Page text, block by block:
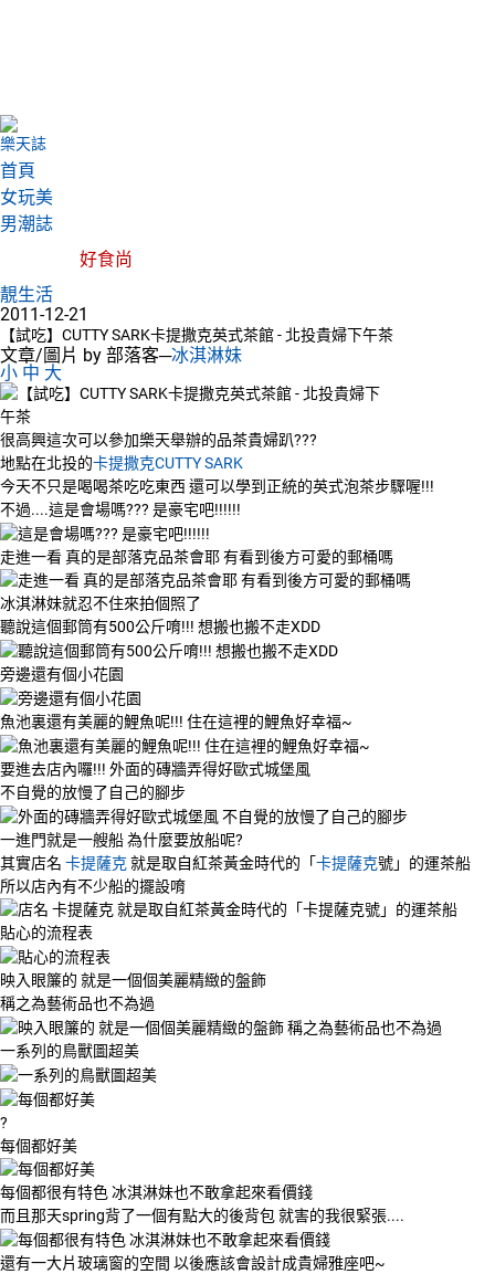
樂天誌
首頁
女玩美
男潮誌
好食尚
靚生活
2011-12-21
【試吃】CUTTY SARK卡提撒克英式茶館 - 北投貴婦下午茶
文章/圖片 by 部落客─冰淇淋妹
小 中 大
很高興這次可以參加樂天舉辦的品茶貴婦趴???
地點在北投的卡提撒克CUTTY SARK
今天不只是喝喝茶吃吃東西 還可以學到正統的英式泡茶步驟喔!!!
不過....這是會場嗎??? 是豪宅吧!!!!!!
走進一看 真的是部落克品茶會耶 有看到後方可愛的郵桶嗎
冰淇淋妹就忍不住來拍個照了
聽說這個郵筒有500公斤唷!!! 想搬也搬不走XDD
旁邊還有個小花園
魚池裏還有美麗的鯉魚呢!!! 住在這裡的鯉魚好幸福~
要進去店內囉!!! 外面的磚牆弄得好歐式城堡風
不自覺的放慢了自己的腳步
一進門就是一艘船 為什麼要放船呢?
其實店名 卡提薩克 就是取自紅茶黃金時代的「卡提薩克號」的運茶船
所以店內有不少船的擺設唷
貼心的流程表
映入眼簾的 就是一個個美麗精緻的盤飾
稱之為藝術品也不為過
一系列的鳥獸圖超美
?
每個都好美
每個都很有特色 冰淇淋妹也不敢拿起來看價錢
而且那天spring背了一個有點大的後背包 就害的我很緊張....
還有一大片玻璃窗的空間 以後應該會設計成貴婦雅座吧~